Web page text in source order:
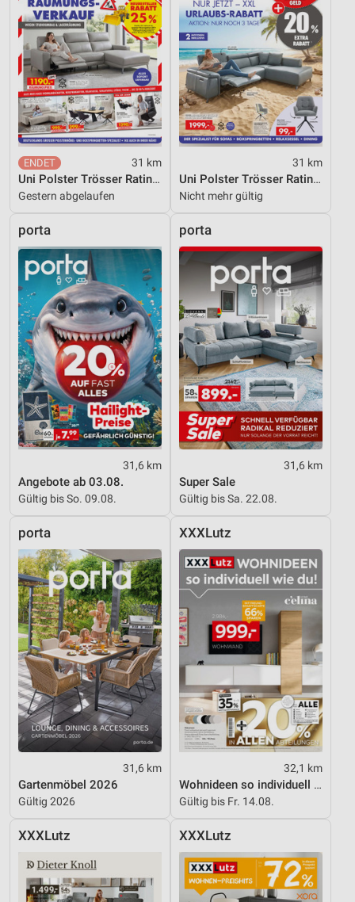
31 km
Uni Polster Trösser Ratingen
Gestern abgelaufen
31 km
Uni Polster Trösser Ratingen
Nicht mehr gültig
porta
31,6 km
Angebote ab 03.08.
Gültig bis So. 09.08.
porta
31,6 km
Super Sale
Gültig bis Sa. 22.08.
porta
31,6 km
Gartenmöbel 2026
Gültig 2026
XXXLutz
32,1 km
Wohnideen so individuell wie du!
Gültig bis Fr. 14.08.
XXXLutz XXXLutz
Erstellung von Profilen für personalisierte
Werbung
Verwendung von Profilen zur Auswahl
personalisierter Werbung
Erstellung von Profilen zur Personalisierung
von Inhalten
Verwendung von Profilen zur Auswahl
personalisierter Inhalte
Analyse von Zielgruppen durch Statistiken oder
Kombinationen von Daten aus verschiedenen
Quellen
Entwicklung und Verbesserung der Angebote
Verwendung reduzierter Daten zur Auswahl von
Inhalten
IAB-Besonderheiten:
Verwendung genauer Standortdaten
Geräte anhand von aktiv angeforderten
Nicht-IAB-Verarbeitungszwecke:
Notwendig
Performance
Funktional
Werbung